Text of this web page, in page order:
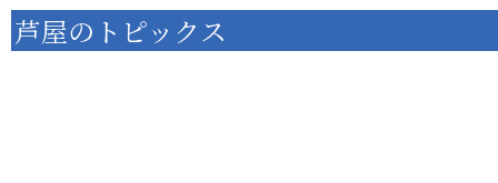
芦屋のトピックス